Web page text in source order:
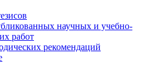
научных и учебно-
работ
рекомендаций